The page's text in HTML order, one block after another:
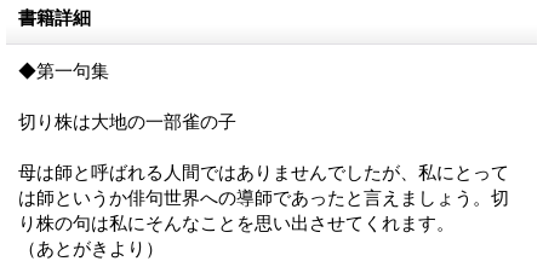
書籍詳細
◆第一句集
切り株は大地の一部雀の子
母は師と呼ばれる人間ではありませんでしたが、私にとって
は師というか俳句世界への導師であったと言えましょう。切
り株の句は私にそんなことを思い出させてくれます。
（あとがきより）